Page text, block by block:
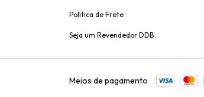
Política de Frete
Seja um Revendedor DDB
Meios de pagamento